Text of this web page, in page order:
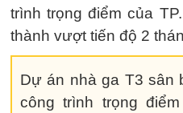
trình trọng điểm của
thành vượt tiến độ 2
Dự án nhà ga T3 sân
công trình trọng